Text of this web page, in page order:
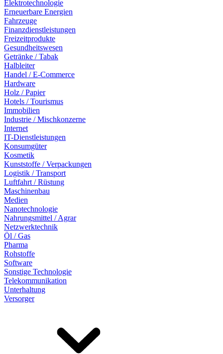
Elektrotechnologie
Erneuerbare Energien
Fahrzeuge
Finanzdienstleistungen
Freizeitprodukte
Gesundheitswesen
Getränke / Tabak
Halbleiter
Handel / E-Commerce
Hardware
Holz / Papier
Hotels / Tourismus
Immobilien
Industrie / Mischkonzerne
Internet
IT-Dienstleistungen
Konsumgüter
Kosmetik
Kunststoffe / Verpackungen
Logistik / Transport
Luftfahrt / Rüstung
Maschinenbau
Medien
Nanotechnologie
Nahrungsmittel / Agrar
Netzwerktechnik
Öl / Gas
Pharma
Rohstoffe
Software
Sonstige Technologie
Telekommunikation
Unterhaltung
Versorger